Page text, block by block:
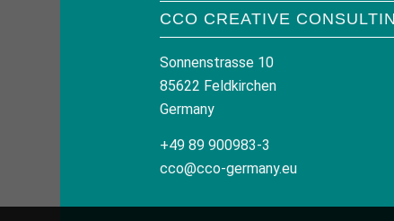
CCO CREATIVE
Sonnenstrasse 10
85622 Feldkirchen
Germany
+49 89 900983-3
cco@cco-germany.eu